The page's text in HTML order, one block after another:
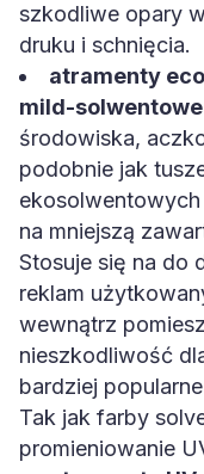
szkodliwe opary
druku i schnięcia.
atramenty
mild-solwentowe
środowiska,
podobnie jak
ekosolwentowych
na mniejszą
Stosuje się na do
reklam
wewnątrz
nieszkodliwość
bardziej
Tak jak farby
promieniowanie